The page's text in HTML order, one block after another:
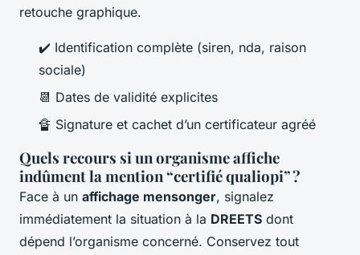
retouche graphique.
✔️ Identification complète (siren, nda, raison
sociale)
📆 Dates de validité explicites
🔏 Signature et cachet d’un certificateur agréé
Quels recours si un organisme affiche
indûment la mention “certifié qualiopi” ?
Face à un affichage mensonger, signalez
immédiatement la situation à la DREETS dont
dépend l’organisme concerné. Conservez tout